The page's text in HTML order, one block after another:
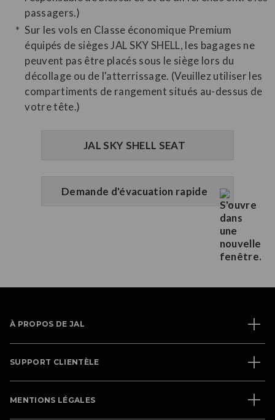
passagers.)
Sur les vols en Classe économique Premium
équipés de sièges JAL SKY SHELL, les bagages ne
peuvent pas être placés sous le siège lors du
décollage ou de l'atterrissage. (Veuillez utiliser les
compartiments de rangement situés au-dessus de
votre tête.)
JAL SKY SHELL SEAT
Demande d'évacuation rapide
À PROPOS DE JAL
SUPPORT CLIENTÈLE
MENTIONS LÉGALES